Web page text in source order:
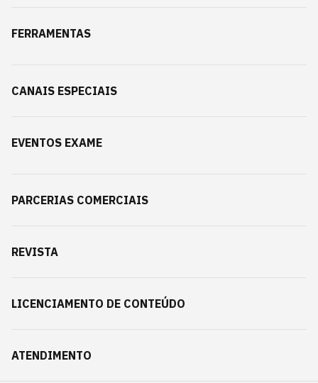
FERRAMENTAS
CANAIS ESPECIAIS
EVENTOS EXAME
PARCERIAS COMERCIAIS
REVISTA
LICENCIAMENTO DE CONTEÚDO
ATENDIMENTO